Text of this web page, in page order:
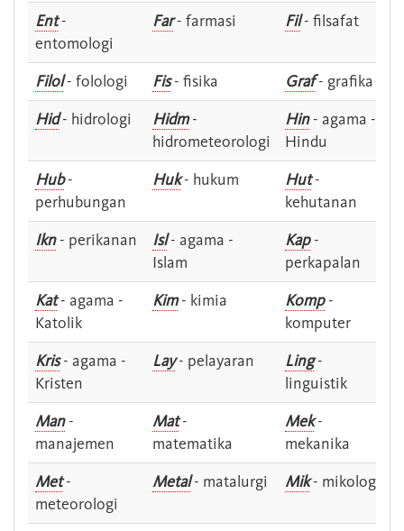
Ent-
entomologi
Far- farmasi Fil- filsafat
Filol- folologi Fis- fisika Graf- grafika
Hid- hidrologi Hidm-
hidrometeorologi
Hin- agama -
Hindu
Hub-
perhubungan
Huk- hukum Hut-
kehutanan
Ikn- perikanan Isl- agama -
Islam
Kap-
perkapalan
Kat- agama -
Katolik
Kim- kimia Komp-
komputer
Kris- agama -
Kristen
Lay- pelayaran Ling-
linguistik
Man-
manajemen
Mat-
matematika
Mek-
mekanika
Met-
meteorologi
Metal- matalurgi Mik- mikologi